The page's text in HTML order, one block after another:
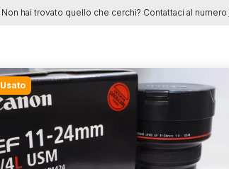
Usato
Non hai trovato quello che cerchi? Contattaci al numero